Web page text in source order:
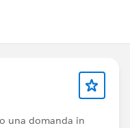
una domanda in